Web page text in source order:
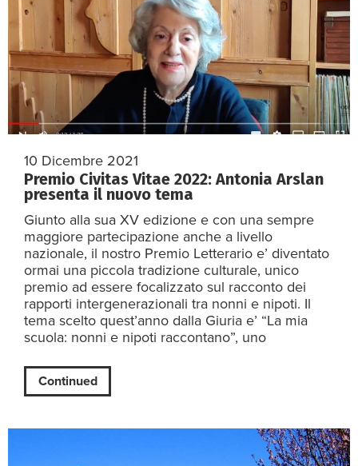
10 Dicembre 2021
Premio Civitas Vitae 2022: Antonia Arslan
presenta il nuovo tema
Giunto alla sua XV edizione e con una sempre
maggiore partecipazione anche a livello
nazionale, il nostro Premio Letterario e’ diventato
ormai una piccola tradizione culturale, unico
premio ad essere focalizzato sul racconto dei
rapporti intergenerazionali tra nonni e nipoti. Il
tema scelto quest’anno dalla Giuria e’ “La mia
scuola: nonni e nipoti raccontano”, uno
Continued